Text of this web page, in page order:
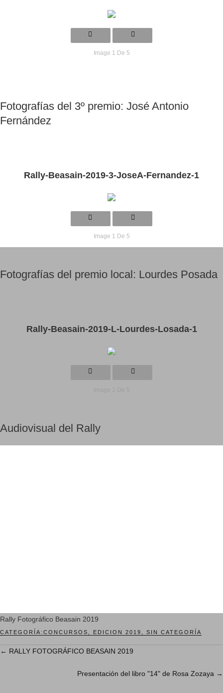
Image 1 De 5
Fotografías del 3º premio: José Antonio
Fernández
Rally-Beasain-2019-3-JoseA-Fernandez-1
Image 1 De 5
Fotografías del premio local: Lourdes Posada
Rally-Beasain-2019-L-Lourdes-Losada-1
Audiovisual del Rally
Rally Fotográfico Beasain 2019
CATEGORÍA: CONCURSOS EDICION 2019 SIN CATEGORÍA
← RALLY FOTOGRÁFICO BEASAIN 2019
Presentación del libro "14" de Rosa Zozaya →